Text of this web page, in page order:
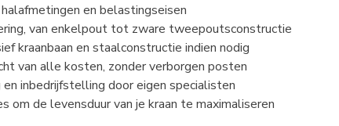
en belastingseisen
van enkelpout tot zware tweepoutsconstructie
kraanbaan en staalconstructie indien nodig
van alle kosten, zonder verborgen posten
inbedrijfstelling door eigen specialisten
om de levensduur van je kraan te maximaliseren